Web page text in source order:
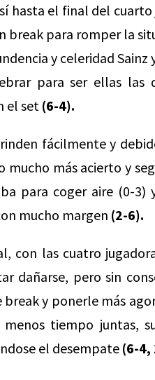
hasta el final del
para romper la
y celeridad Sainz
para ser ellas las
el set (6-4).
fácilmente y
más acierto y
para coger aire (0-3)
mucho margen (2-6).
con las cuatro
dañarse, pero sin
y ponerle más
tiempo juntas,
el desempate(6-4,